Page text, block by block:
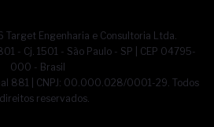
Engenharia e Consultoria Ltda.
- Cj. 1501 - São Paulo - SP | CEP 04795-
000 - Brasil
881 | CNPJ: 00.000.028/0001-29. Todos
reservados.